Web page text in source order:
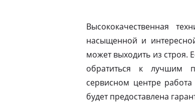
Высококачественная
насыщенной и
может выходить из строя.
обратиться к лучшим
сервисном центре
будет предоставлена